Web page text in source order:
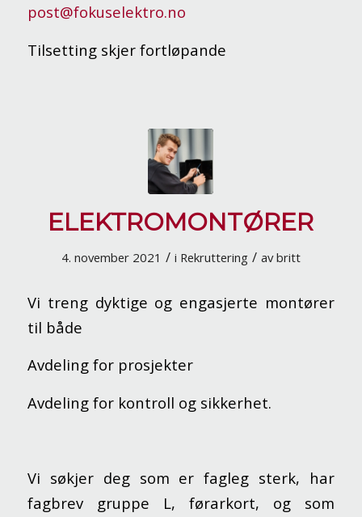
post@fokuselektro.no
Tilsetting skjer fortløpande
ELEKTROMONTØRER
4. november 2021 / i Rekruttering / avbritt
Vi treng dyktige og engasjerte montører
til både
Avdeling for prosjekter
Avdeling for kontroll og sikkerhet.
Vi søkjer deg som er fagleg sterk, har
fagbrev gruppe L, førarkort, og som